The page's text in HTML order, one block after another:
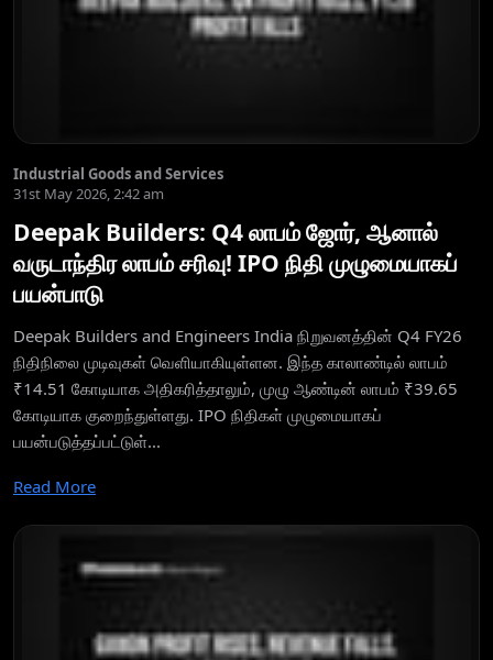
Industrial Goods and Services
31st May 2026, 2:42 am
Deepak Builders: Q4 லாபம் ஜோர், ஆனால்
வருடாந்திர லாபம் சரிவு! IPO நிதி முழுமையாகப்
பயன்பாடு
Deepak Builders and Engineers India நிறுவனத்தின் Q4 FY26
நிதிநிலை முடிவுகள் வெளியாகியுள்ளன. இந்த காலாண்டில் லாபம்
₹14.51 கோடியாக அதிகரித்தாலும், முழு ஆண்டின் லாபம் ₹39.65
கோடியாக குறைந்துள்ளது. IPO நிதிகள் முழுமையாகப்
பயன்படுத்தப்பட்டுள்...
Read More